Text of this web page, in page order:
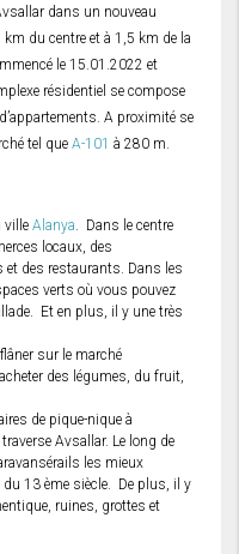
dans un nouveau
du centre et à 1,5 km de la
le 15.01.2022 et
résidentiel se compose
A proximité se
tel que A-101 à 280 m.
ville Alanya. Dans le centre
locaux, des
des restaurants. Dans les
verts où vous pouvez
Et en plus, il y une très
sur le marché
des légumes, du fruit,
de pique-nique à
Avsallar. Le long de
les mieux
13 ème siècle. De plus, il y
ruines, grottes et